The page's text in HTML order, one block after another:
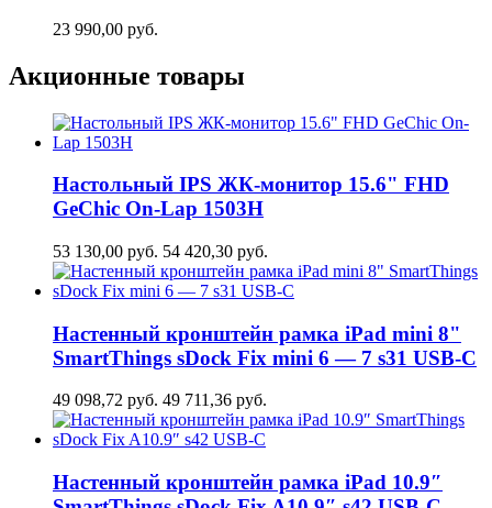
23 990,00 руб.
Акционные товары
Настольный IPS ЖК-монитор 15.6" FHD
GeСhic On-Lap 1503H
53 130,00 руб. 54 420,30 руб.
Настенный кронштейн рамка iPad mini 8"
SmartThings sDock Fix mini 6 — 7 s31 USB-C
49 098,72 руб. 49 711,36 руб.
Настенный кронштейн рамка iPad 10.9″